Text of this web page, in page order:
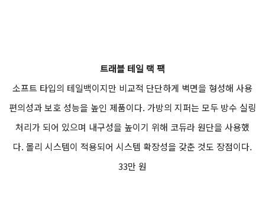
트래블 테일 랙 팩
소프트 타입의 테일백이지만 비교적 단단하게 벽면을 형성해 사용
편의성과 보호 성능을 높인 제품이다. 가방의 지퍼는 모두 방수 실링
처리가 되어 있으며 내구성을 높이기 위해 코듀라 원단을 사용했
다. 몰리 시스템이 적용되어 시스템 확장성을 갖춘 것도 장점이다.
33만 원